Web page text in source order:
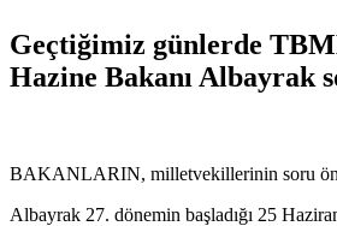
Geçtiğimiz günlerde
Hazine Bakanı Albayrak
BAKANLARIN, milletvekillerinin soru
Albayrak 27. dönemin başladığı 25